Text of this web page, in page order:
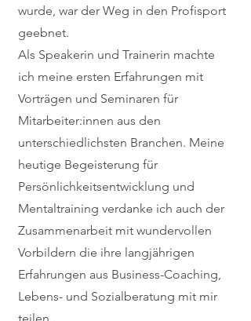
wurde, war der Weg in den Profisport
geebnet.
Als Speakerin und Trainerin machte
ich meine ersten Erfahrungen mit
Vorträgen und Seminaren für
Mitarbeiter:innen aus den
unterschiedlichsten Branchen. Meine
heutige Begeisterung für
Persönlichkeitsentwicklung und
Mentaltraining verdanke ich auch der
Zusammenarbeit mit wundervollen
Vorbildern die ihre langjährigen
Erfahrungen aus Business-Coaching,
Lebens- und Sozialberatung mit mir